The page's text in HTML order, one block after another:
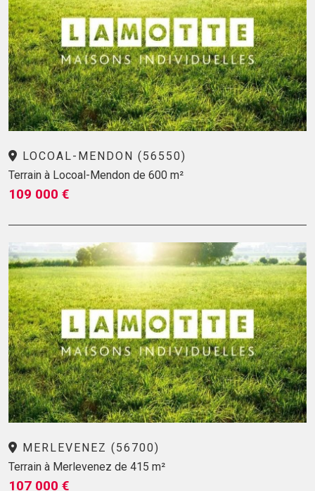
LOCOAL-MENDON (56550)
Terrain à Locoal-Mendon de 600 m²
109 000 €
MERLEVENEZ (56700)
Terrain à Merlevenez de 415 m²
107 000 €